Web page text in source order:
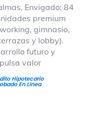
Envigado: 84
premium
gimnasio,
y lobby).
futuro y
valor
Hipotecario
En Línea